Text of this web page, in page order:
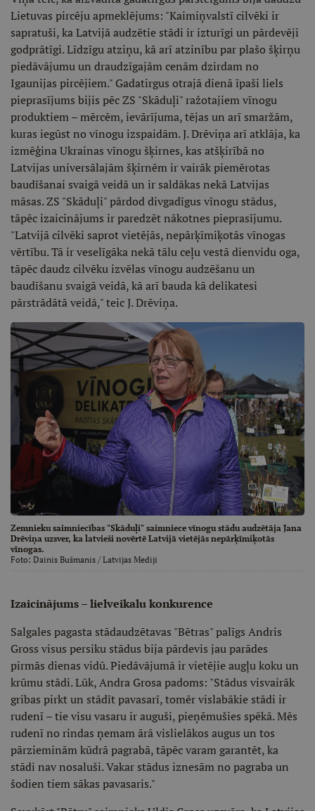
Lietuvas pircēju apmeklējums: "Kaimiņvalstī cilvēki ir
sapratuši, ka Latvijā audzētie stādi ir izturīgi un pārdevēji
godprātīgi. Līdzīgu atziņu, kā arī atzinību par plašo šķirņu
piedāvājumu un draudzīgajām cenām dzirdam no
Igaunijas pircējiem." Gadatirgus otrajā dienā īpaši liels
pieprasījums bijis pēc ZS "Skāduļi" ražotajiem vīnogu
produktiem – mērcēm, ievārījuma, tējas un arī smaržām,
kuras iegūst no vīnogu izspaidām. J. Drēviņa arī atklāja, ka
izmēģina Ukrainas vīnogu šķirnes, kas atšķirībā no
Latvijas universālajām šķirnēm ir vairāk piemērotas
baudīšanai svaigā veidā un ir saldākas nekā Latvijas
māsas. ZS "Skāduļi" pārdod divgadīgus vīnogu stādus,
tāpēc izaicinājums ir paredzēt nākotnes pieprasījumu.
"Latvijā cilvēki saprot vietējās, nepārķīmiķotās vīnogas
vērtību. Tā ir veselīgāka nekā tālu ceļu vestā dienvidu oga,
tāpēc daudz cilvēku izvēlas vīnogu audzēšanu un
baudīšanu svaigā veidā, kā arī bauda kā delikatesi
pārstrādātā veidā," teic J. Drēviņa.
Zemnieku saimniecības "Skāduļi" saimniece vīnogu stādu audzētāja Jana
Drēviņa uzsver, ka latvieši novērtē Latvijā vietējās nepārķīmiķotās
vīnogas.
Foto: Dainis Bušmanis / Latvijas Mediji
Izaicinājums – lielveikalu konkurence
Salgales pagasta stādaudzētavas "Bētras" palīgs Andris
Gross visus persiku stādus bija pārdevis jau parādes
pirmās dienas vidū. Piedāvājumā ir vietējie augļu koku un
krūmu stādi. Lūk, Andra Grosa padoms: "Stādus visvairāk
gribas pirkt un stādīt pavasarī, tomēr vislabākie stādi ir
rudenī – tie visu vasaru ir auguši, pieņēmušies spēkā. Mēs
rudenī no rindas ņemam ārā vislielākos augus un tos
pārzieminām kūdrā pagrabā, tāpēc varam garantēt, ka
stādi nav nosaluši. Vakar stādus iznesām no pagraba un
šodien tiem sākas pavasaris."